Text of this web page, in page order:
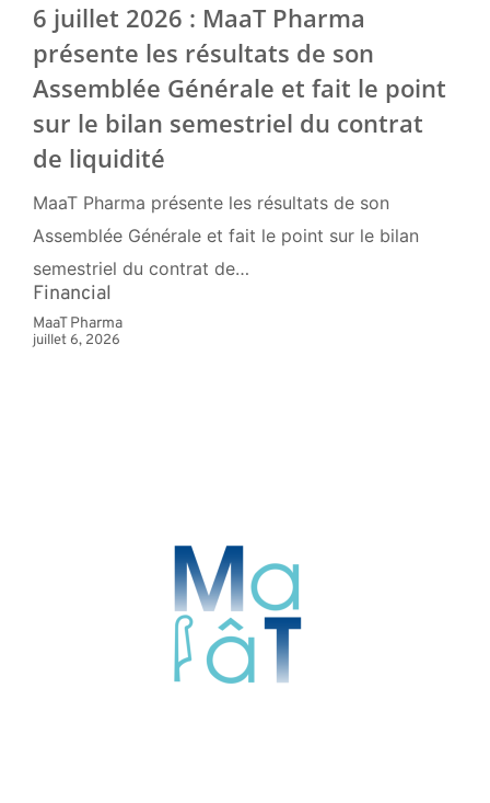
6 juillet 2026 : MaaT Pharma
présente les résultats de son
Assemblée Générale et fait le point
sur le bilan semestriel du contrat
de liquidité
MaaT Pharma présente les résultats de son
Assemblée Générale et fait le point sur le bilan
semestriel du contrat de…
Financial
MaaT Pharma
juillet 6, 2026